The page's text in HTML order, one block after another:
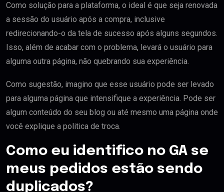
Como solução para a plataforma, o ideal é que seja renovada
a sessão do usuário após a compra, inclusive
redirecionando-o da tela de sucesso após alguns segundos.
Isso, além de acabar com o problema, levará o usuário para
alguma outra página, não quebrando sua experiência.
Como sugestão, imagino que esse usuário pode ser levado
para alguma página que intensifique a experiência. Pode ser
algum conteúdo do seu blog ou até mesmo uma página onde
você explique a politica de troca.
Como eu identifico no GA se
meus pedidos estão sendo
duplicados?